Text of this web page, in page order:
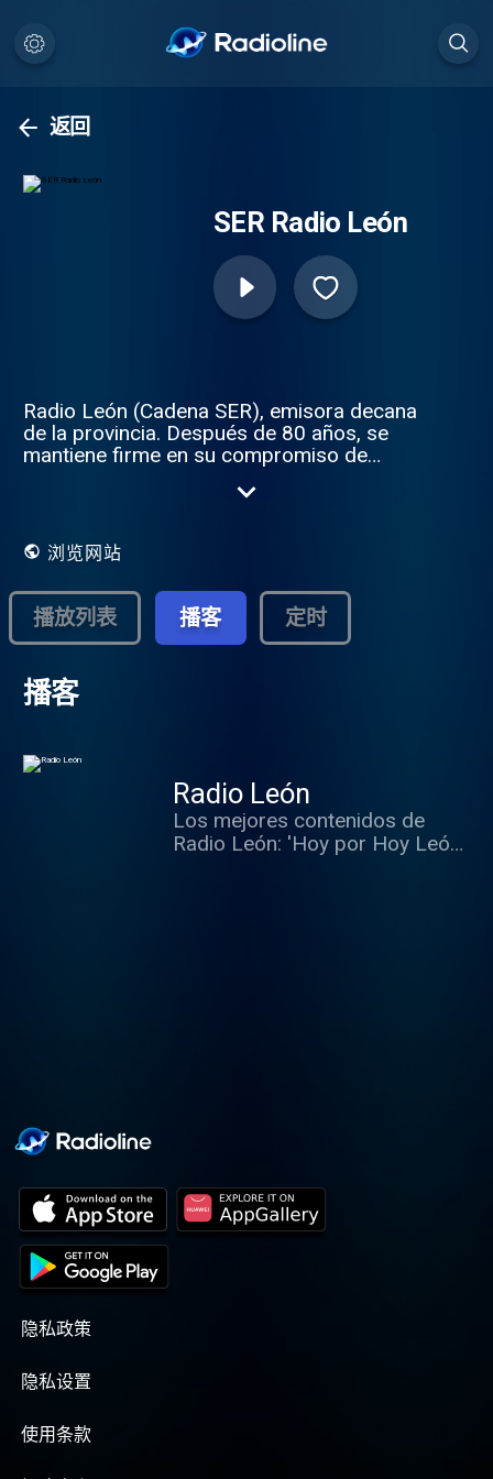
返回
SER Radio León
Radio León (Cadena SER), emisora decana
de la provincia. Después de 80 años, se
mantiene firme en su compromiso de
浏览网站
播放列表 播客 定时
播客
Radio León
Los mejores contenidos de
Radio León: 'Hoy por Hoy León',
隐私政策
隐私设置
使用条款